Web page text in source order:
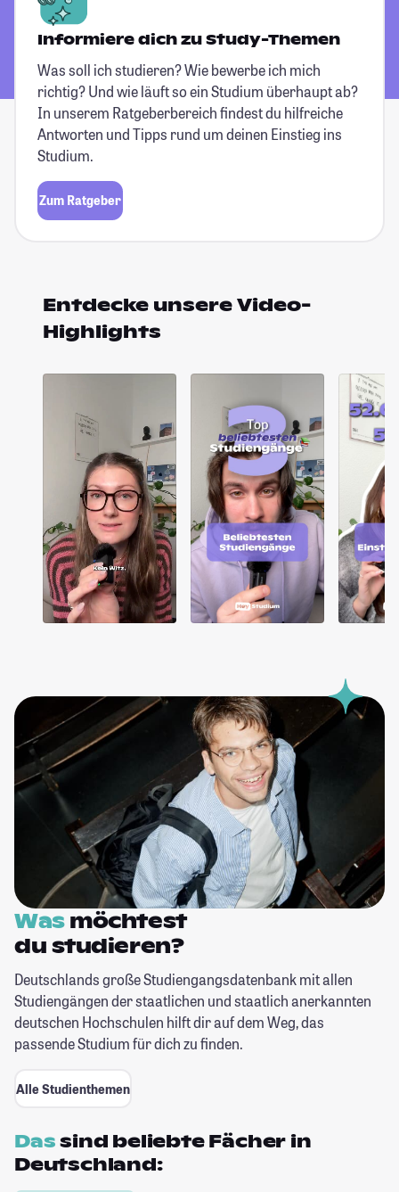
Informiere dich zu Study-Themen
Was soll ich studieren? Wie bewerbe ich mich
richtig? Und wie läuft so ein Studium überhaupt ab?
In unserem Ratgeberbereich findest du hilfreiche
Antworten und Tipps rund um deinen Einstieg ins
Studium.
Zum Ratgeber
Was möchtest
du studieren?
Deutschlands große Studiengangsdatenbank mit allen
Studiengängen der staatlichen und staatlich anerkannten
deutschen Hochschulen hilft dir auf dem Weg, das
passende Studium für dich zu finden.
Alle Studienthemen
Das sind beliebte Fächer in
Deutschland: